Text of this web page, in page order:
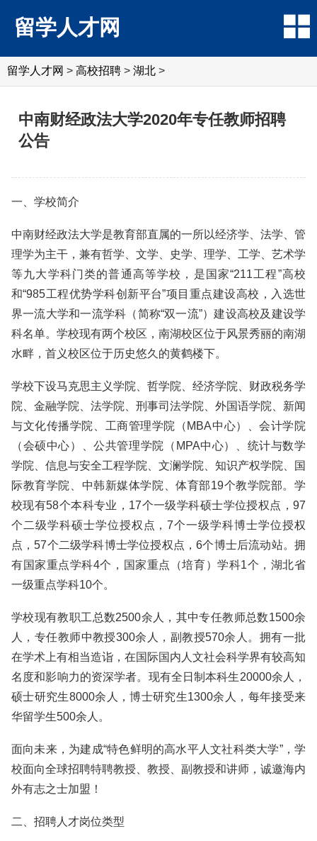
留学人才网
留学人才网 > 高校招聘 > 湖北 >
中南财经政法大学2020年专任教师招聘
公告
一、学校简介
中南财经政法大学是教育部直属的一所以经济学、法学、管
理学为主干，兼有哲学、文学、史学、理学、工学、艺术学
等九大学科门类的普通高等学校，是国家“211工程”高校
和“985工程优势学科创新平台”项目重点建设高校，入选世
界一流大学和一流学科（简称“双一流”）建设高校及建设学
科名单。学校现有两个校区，南湖校区位于风景秀丽的南湖
水畔，首义校区位于历史悠久的黄鹤楼下。
学校下设马克思主义学院、哲学院、经济学院、财政税务学
院、金融学院、法学院、刑事司法学院、外国语学院、新闻
与文化传播学院、工商管理学院（MBA中心）、会计学院
（会硕中心）、公共管理学院（MPA中心）、统计与数学
学院、信息与安全工程学院、文澜学院、知识产权学院、国
际教育学院、中韩新媒体学院、体育部19个教学院部。学
校现有58个本科专业，17个一级学科硕士学位授权点，97
个二级学科硕士学位授权点，7个一级学科博士学位授权
点，57个二级学科博士学位授权点，6个博士后流动站。拥
有国家重点学科4个，国家重点（培育）学科1个，湖北省
一级重点学科10个。
学校现有教职工总数2500余人，其中专任教师总数1500余
人，专任教师中教授300余人，副教授570余人。拥有一批
在学术上有相当造诣，在国际国内人文社会科学界有较高知
名度和影响力的资深学者。现有全日制本科生20000余人，
硕士研究生8000余人，博士研究生1300余人，每年接受来
华留学生500余人。
面向未来，为建成“特色鲜明的高水平人文社科类大学”，学
校面向全球招聘特聘教授、教授、副教授和讲师，诚邀海内
外有志之士加盟！
二、招聘人才岗位类型